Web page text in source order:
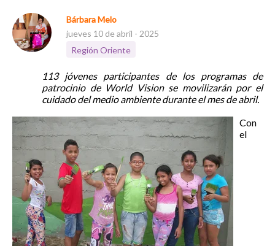
Bárbara Melo
jueves 10 de abril - 2025
Región Oriente
113 jóvenes participantes de los programas de
patrocinio de World Vision se movilizarán por el
cuidado del medio ambiente durante el mes de abril.
Con
el